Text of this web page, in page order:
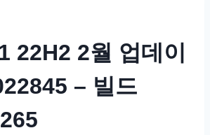
22H2 2월 업데이
– 빌드